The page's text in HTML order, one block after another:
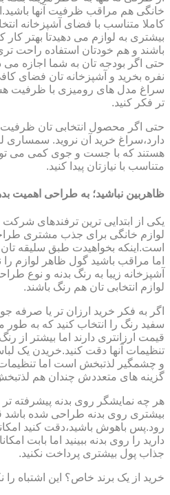
خانگی هم مراقب ظرفیت آنها
کاملا متناسب با فضای آشپزخانه
بیشتری به لوازم می دهیدتا بهتر کار
باشند و هم خودتان استفاده راحت
نفره بخرید و آشپزخانه تان فضای
سراغ مدل های رومیزی با ظرفیت
تر فکر کنید.
حتی اگر محصول انتخابی تان ظرفیت
دارد،سراغ خرید آن نروید. سمساری
هستند که با جست و جوی کمی می
متناسب با نیازتان پیدا کنید.
ظاهربین نباشید؛ به طراحی اهمیت
یکی از ابتدایی ترین ترفندهای
لوازم خانگی برای جذب مشتری
است.اینکه بخواهیدت طبق سلیقه تان
اما مراقب باشید گول ظاهر لوازم
آشپزخانه زیبا به رنگ بدنه و نوع
لوازم انتخابی تان هم رنگ باشند.
اگر به فکر خرید ارزان تر یا صرفه
قیمت ارزانتری دارند اما بیشتر از
تنظیمات آنها دقت کنید.خریدن یک
و چشمگیر لذتبخش است اما
گزینه های متعددش چندان هم
هر چه نمایشگر روی بدنه پیشرفته
بیشتری روی بدنه طراحی شده باشد
رود.پس باهوش باشید،دقت کنید
دارید را روی بدنه ببینید اما بابت
جذاب پول بیشتری پرداخت نکنید.
خرید از یک برند خاص؟ این اشتباه را